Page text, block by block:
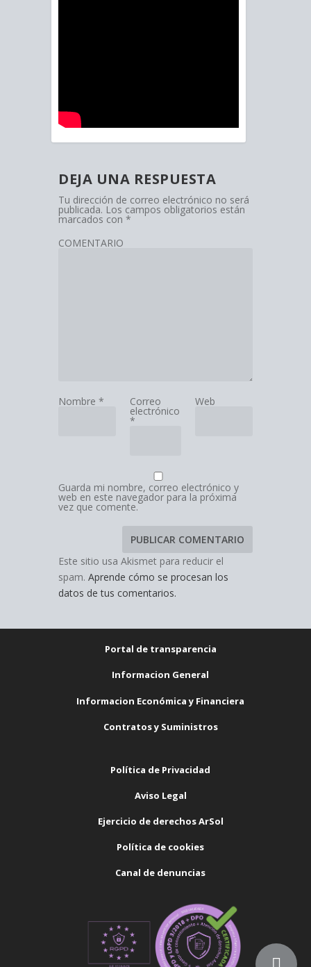
DEJA UNA RESPUESTA
Tu dirección de correo electrónico no será
publicada. Los campos obligatorios están
marcados con *
COMENTARIO
Nombre * Correo
electrónico
*
Web
Guarda mi nombre, correo electrónico y
web en este navegador para la próxima
vez que comente.
Este sitio usa Akismet para reducir el
spam. Aprende cómo se procesan los
datos de tus comentarios.
Portal de transparencia
Informacion General
Informacion Económica y Financiera
Contratos y Suministros
Política de Privacidad
Aviso Legal
Ejercicio de derechos ArSol
Política de cookies
Canal de denuncias